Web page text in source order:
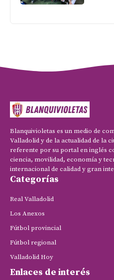
Blanquivioletas es un medio de
Valladolid y de la actualidad de la
referente por su portal en inglés
ciencia, movilidad, economía y
internacional de calidad y gran
Categorías
Real Valladolid
Los Anexos
Fútbol provincial
Fútbol regional
Valladolid Hoy
Enlaces de interés